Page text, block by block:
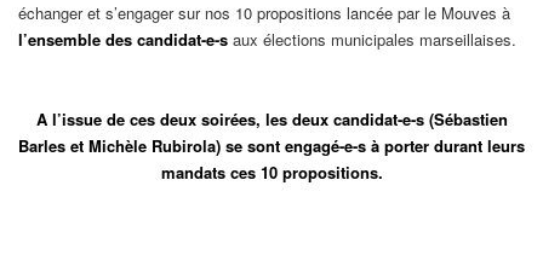
échanger et s’engager sur nos 10 propositions lancée par le Mouves à
l’ensemble des candidat-e-s aux élections municipales marseillaises.
A l’issue de ces deux soirées, les deux candidat-e-s (Sébastien
Barles et Michèle Rubirola) se sont engagé-e-s à porter durant leurs
mandats ces 10 propositions.